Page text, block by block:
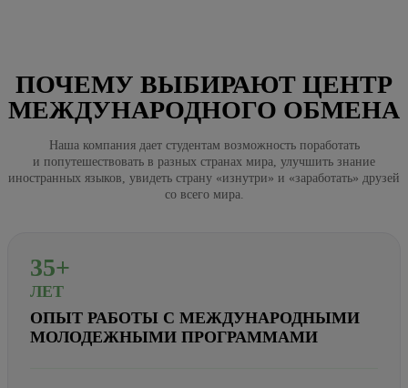
ПОЧЕМУ ВЫБИРАЮТ ЦЕНТР
МЕЖДУНАРОДНОГО ОБМЕНА
Наша компания дает студентам возможность поработать
и попутешествовать в разных странах мира, улучшить знание
иностранных языков, увидеть страну «изнутри» и «заработать» друзей
со всего мира.
35+
ЛЕТ
ОПЫТ РАБОТЫ С МЕЖДУНАРОДНЫМИ
МОЛОДЕЖНЫМИ ПРОГРАММАМИ